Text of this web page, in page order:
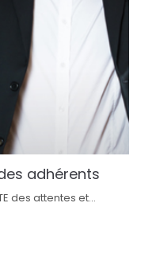
adhérents
des attentes et...